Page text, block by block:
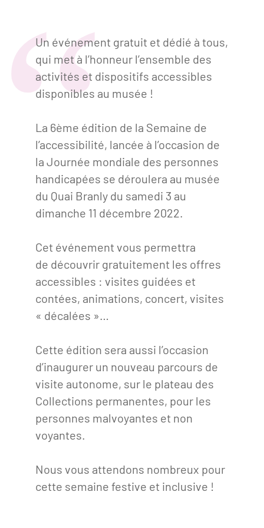
Clientèles spécifiques
Etudes et enquêtes
Etudes thématiques
Chiffres Annuels
Chiffres clés de la destination
Repères annuel
APIDAE
Offres d'emplois et de stages
Formations
Formations inter-filières
Formations OT
Ateliers
E-learning
Bilan des actions de professionnalisation
Améliorer l’expérience de vos visiteurs
Améliorer la qualité
Partage d'expériences professionnelles
Labels, Certifications et Normes
Accessibilité
Se former et s'informer à l'Accessibilité
Hébergements impressionnistes
Offre culturelle impressionniste
Offre de la destination
Croisiéristes/Bateaux
Parcs d’attractions et animaliers
Cabarets et casino
Grands magasins et outlets
City Tours
Logistique
Agences Réceptives et évènementielles
Guides et interprètes
Services, Wifi, cartes
Autocaristes/Transporteurs/transféristes
Destination Groupes
Un événement gratuit et dédié à tous,
qui met à l’honneur l’ensemble des
activités et dispositifs accessibles
disponibles au musée !
La 6ème édition de la Semaine de
l’accessibilité, lancée à l’occasion de
la Journée mondiale des personnes
handicapées se déroulera au musée
du Quai Branly du samedi 3 au
dimanche 11 décembre 2022.
Cet événement vous permettra
de découvrir gratuitement les offres
accessibles : visites guidées et
contées, animations, concert, visites
« décalées »…
Cette édition sera aussi l’occasion
d’inaugurer un nouveau parcours de
visite autonome, sur le plateau des
Collections permanentes, pour les
personnes malvoyantes et non
voyantes.
Nous vous attendons nombreux pour
cette semaine festive et inclusive !